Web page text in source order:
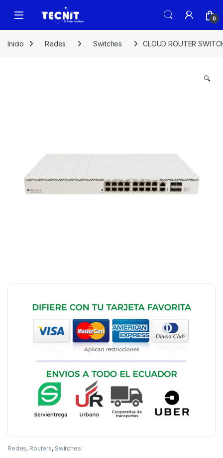
0
Inicio Redes Switches CLOUD ROUTER
🔍
Redes, Routers, Switches